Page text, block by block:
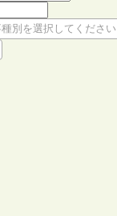
別を選択してください
してください